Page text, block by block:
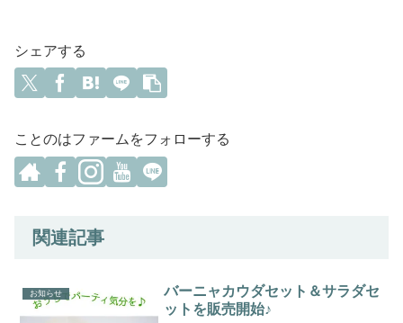
シェアする
ことのはファームをフォローする
関連記事
お知らせ
バーニャカウダセット＆サラダセ
ットを販売開始♪